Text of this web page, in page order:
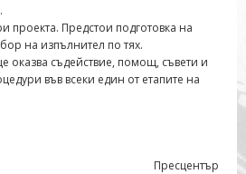
проекта. Предстои подготовка на
на изпълнител по тях.
оказва съдействие, помощ, съвети и
във всеки един от етапите на
Пресцентър